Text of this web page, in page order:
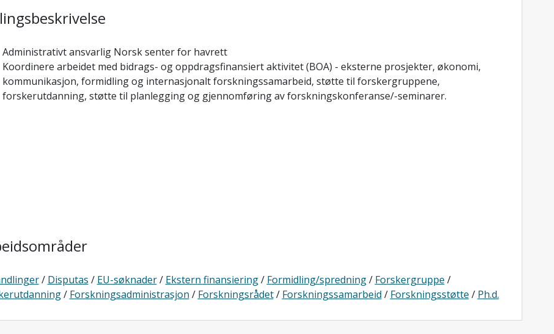
Administrativt ansvarlig Norsk senter for havrett
Koordinere arbeidet med bidrags- og oppdragsfinansiert aktivitet (BOA) - eksterne prosjekter, økonomi,
kommunikasjon, formidling og internasjonalt forskningssamarbeid, støtte til forskergruppene,
forskerutdanning, støtte til planlegging og gjennomføring av forskningskonferanse/-seminarer.
/ Disputas / EU-søknader/ Ekstern finansiering/ Formidling/spredning/ Forskergruppe /
/ Forskningsadministrasjon / Forskningsrådet/ Forskningssamarbeid / Forskningsstøtte / Ph.d.